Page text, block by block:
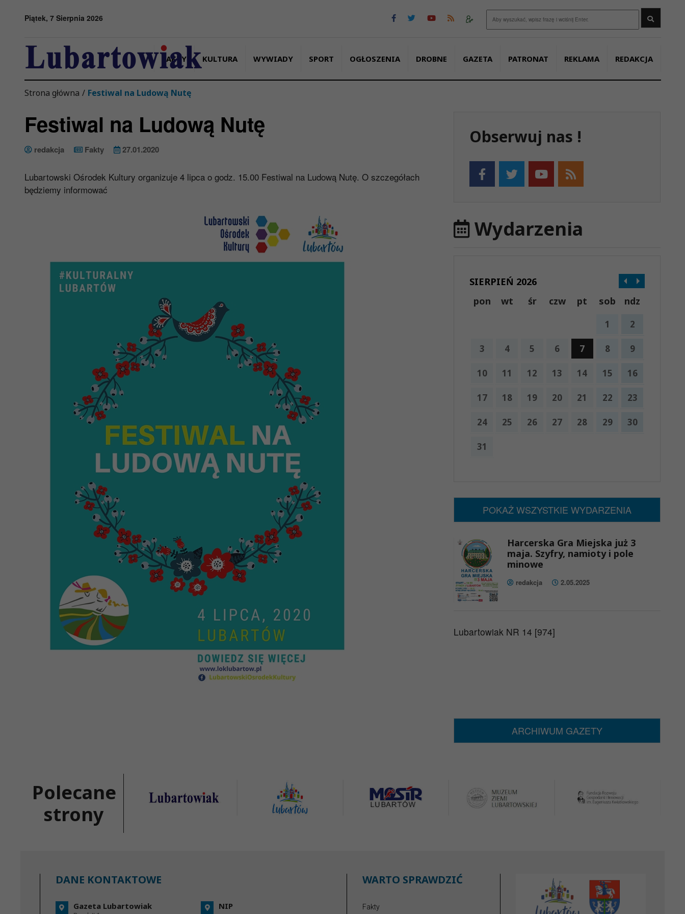
Piątek, 7 Sierpnia 2026
FAKTY KULTURA WYWIADY SPORT OGŁOSZENIA DROBNE GAZETA PATRONAT REKLAMA REDAKCJA
Strona główna / Festiwal na Ludową Nutę
Festiwal na Ludową Nutę
redakcja Fakty 27.01.2020
Lubartowski Ośrodek Kultury organizuje 4 lipca o godz. 15.00 Festiwal na Ludową Nutę. O szczegółach
będziemy informować
Obserwuj nas !
Wydarzenia
SIERPIEŃ 2026
pon
wt śr czw pt sob ndz
1 2
3 4 5 6 7 8 9
10 11 12 13 14 15 16
17 18 19 20 21 22 23
24 25 26 27 28 29 30
31
POKAŻ WSZYSTKIE WYDARZENIA
Harcerska Gra Miejska już 3
maja. Szyfry, namioty i pole
minowe
redakcja 2.05.2025
Lubartowiak NR 14 [974]
ARCHIWUM GAZETY
Polecane
strony
DANE KONTAKTOWE
Gazeta Lubartowiak NIP
WARTO SPRAWDZIĆ
Fakty